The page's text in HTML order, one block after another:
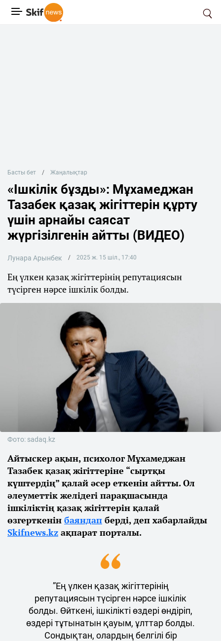
Басты бет Жаңалықтар
«Ішкілік бұзды»: Мұхамеджан
Тазабек қазақ жігіттерін құрту
үшін арнайы саясат
жүргізілгенін айтты (ВИДЕО)
Лунара Арынбек 2025 ж. 15 шіл., 17:40
Ең үлкен қазақ жігіттерінің репутациясын
түсірген нәрсе ішкілік болды.
Фото: sadaq.kz
Айтыскер ақын, психолог Мұхамеджан
Тазабек қазақ жігіттеріне “сыртқы
күштердің” қалай әсер еткенін айтты. Ол
әлеуметтік желідегі парақшасында
ішкіліктің қазақ жігіттерін қалай
өзгерткенін баяндап берді, деп хабарлайды
Skifnews.kz ақпарат порталы.
”Ең үлкен қазақ жігіттерінің
репутациясын түсірген нәрсе ішкілік
болды. Өйткені, ішкілікті өздері өндіріп,
өздері тұтынатын қауым, ұлттар болды.
Сондықтан, олардың белгілі бір